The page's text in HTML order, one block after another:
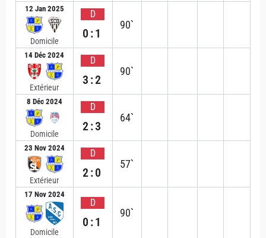
12 Jan 2025
Domicile
D
0:1
90`
14 Déc 2024
Extérieur
D
3:2
90`
8 Déc 2024
Domicile
D
2:3
64`
23 Nov 2024
Extérieur
D
2:0
57`
17 Nov 2024
Domicile
D
0:1
90`